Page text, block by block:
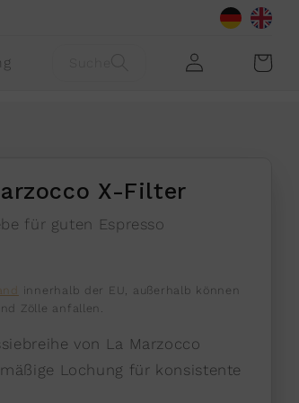
Einloggen Warenkorb
X-Filter
für guten Espresso
innerhalb der EU, außerhalb können
Zölle anfallen.
von La Marzocco
Lochung für konsistente